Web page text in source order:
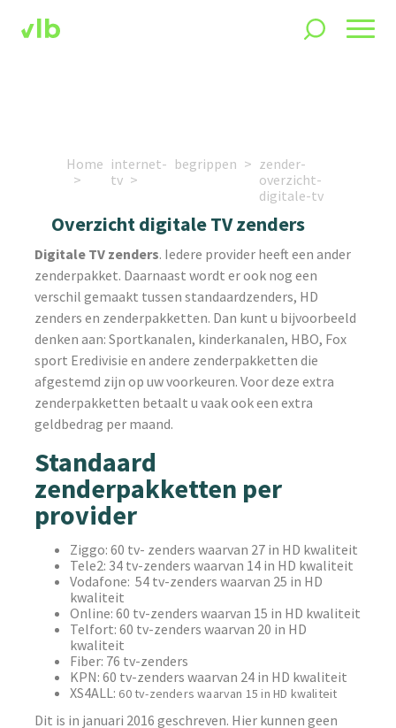
Home internet-
tv
begrippen
zender-
overzicht-
digitale-tv
Overzicht digitale TV zenders
Digitale TV zenders. Iedere provider heeft een ander
zenderpakket. Daarnaast wordt er ook nog een
verschil gemaakt tussen standaardzenders, HD
zenders en zenderpakketten. Dan kunt u bijvoorbeeld
denken aan: Sportkanalen, kinderkanalen, HBO, Fox
sport Eredivisie en andere zenderpakketten die
afgestemd zijn op uw voorkeuren. Voor deze extra
zenderpakketten betaalt u vaak ook een extra
geldbedrag per maand.
Standaard
zenderpakketten per
provider
Ziggo: 60 tv- zenders waarvan 27 in HD kwaliteit
Tele2: 34 tv-zenders waarvan 14 in HD kwaliteit
Vodafone: 54 tv-zenders waarvan 25 in HD
kwaliteit
Online: 60 tv-zenders waarvan 15 in HD kwaliteit
Telfort: 60 tv-zenders waarvan 20 in HD
kwaliteit
Fiber: 76 tv-zenders
KPN: 60 tv-zenders waarvan 24 in HD kwaliteit
XS4ALL: 60 tv-zenders waarvan 15 in HD kwaliteit
Dit is in januari 2016 geschreven. Hier kunnen geen